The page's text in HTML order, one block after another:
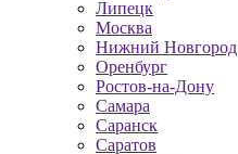
Липецк
Москва
Нижний Новгород
Оренбург
Ростов-на-Дону
Самара
Саранск
Саратов